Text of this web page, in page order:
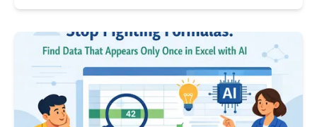
Descubra como a IA do RowSpeak consegue
em texto em segundos.